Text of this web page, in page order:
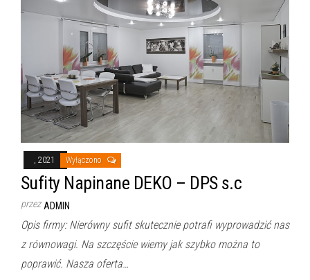
, 2021 Wyłączono
Sufity Napinane DEKO – DPS s.c
przez ADMIN
Opis firmy: Nierówny sufit skutecznie potrafi wyprowadzić nas
z równowagi. Na szczęście wiemy jak szybko można to
poprawić. Nasza oferta…